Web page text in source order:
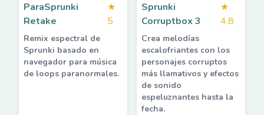
ParaSprunki
Retake
★
5
Remix espectral de
Sprunki basado en
navegador para música
de loops paranormales.
Sprunki
Corruptbox 3
★
4.8
Crea melodías
escalofriantes con los
personajes corruptos
más llamativos y efectos
de sonido
espeluznantes hasta la
fecha.